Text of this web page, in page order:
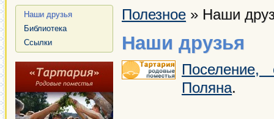
Полезное » Наши
Наши друзья
Поляна.
Наши друзья
Библиотека
Ссылки